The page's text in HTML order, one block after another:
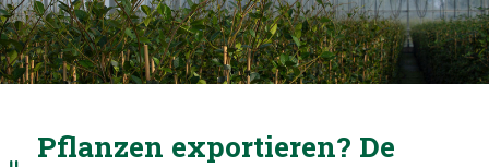
AKTIE
NACHRICHTEN
TEAM
Pflanzen exportieren? De